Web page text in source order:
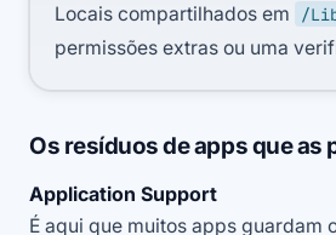
Locais compartilhados em /
permissões extras ou uma
Os resíduos de apps que
Application Support
É aqui que muitos apps guardam